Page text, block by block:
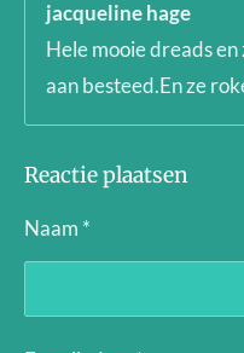
jacqueline hage
Hele mooie dreads
aan besteed.En ze
Reactie plaatsen
Naam *